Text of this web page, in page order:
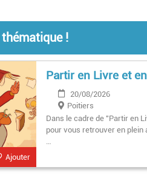
!
Ajouter
Partir en Livre et
20/08/2026
Poitiers
Dans le cadre de "Partir en
pour vous retrouver en
…